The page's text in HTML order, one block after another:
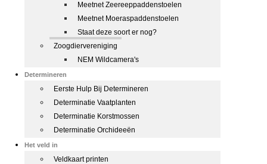
Meetnet Zeereeppaddenstoelen
Meetnet Moeraspaddenstoelen
Staat deze soort er nog?
Zoogdiervereniging
NEM Wildcamera's
Determineren
Eerste Hulp Bij Determineren
Determinatie Vaatplanten
Determinatie Korstmossen
Determinatie Orchideeën
Het veld in
Veldkaart printen